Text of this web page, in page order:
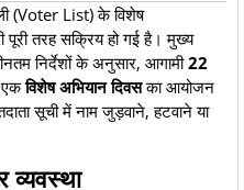
(Voter List) के विशेष
पूरी तरह सक्रिय हो गई है। मुख्य
निर्देशों के अनुसार, आगामी22
एकविशेष अभियान दिवसका आयोजन
सूची में नाम जुड़वाने, हटवाने या
व्यवस्था